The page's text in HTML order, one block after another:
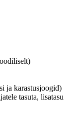
ja karastusjoogid)
tasuta, lisatasu